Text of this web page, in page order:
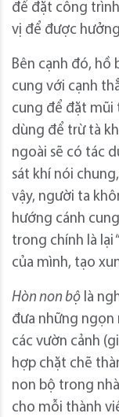
để đặt công
vị để được
Bên cạnh đó, hồ
cung với cạnh
cung để đặt mũi
dùng để trừ tà
ngoài sẽ có tác
sát khí nói
vậy, người ta
hướng cánh
trong chính là lại
của mình, tạo
Hòn non bộ là
đưa những
các vườn cảnh
hợp chặt chẽ
non bộ trong
cho mỗi thành